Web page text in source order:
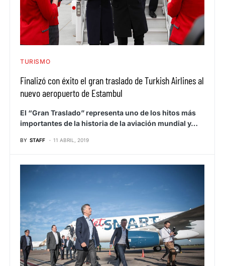
TURISMO
Finalizó con éxito el gran traslado de Turkish Airlines al
nuevo aeropuerto de Estambul
El “Gran Traslado” representa uno de los hitos más
importantes de la historia de la aviación mundial y…
BY STAFF 11 ABRIL, 2019